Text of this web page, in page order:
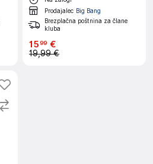
Prodajalec Big Bang
Brezplačna poštnina za člane
kluba
1599 €
19,99 €